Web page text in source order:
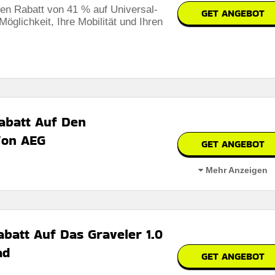
Nutzungsbedingungen auf der Website des Händlers.
Rabatt von 41 % auf Universal-
Ihre Mobilität und Ihren
GET ANGEBOT
Auf Den
AEG
Mehr Anzeigen
GET ANGEBOT
Auf Das Graveler 1.0
GET ANGEBOT